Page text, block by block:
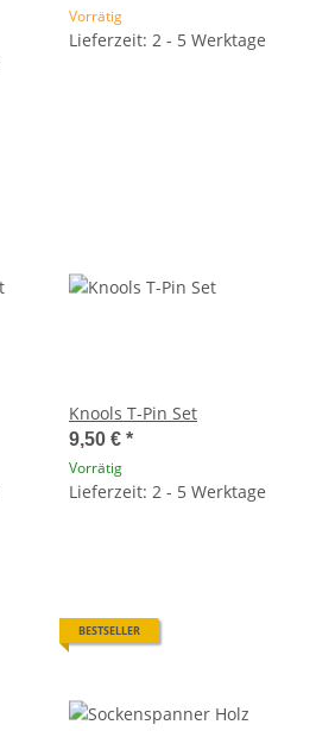
Vorrätig
Lieferzeit: 2 - 5 Werktage
Knools T-Pin Set
9,50 € *
Vorrätig
Lieferzeit: 2 - 5 Werktage
BESTSELLER